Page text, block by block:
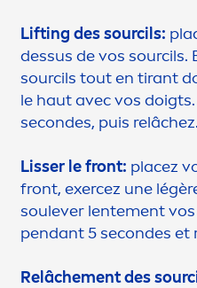
Lifting des sourcils:
dessus de vos sourcils.
sourcils tout en tirant
le haut avec vos
secondes, puis
Lisser le front: placez
front, exercez une
soulever lentement
pendant 5 secondes et
Relâchement des